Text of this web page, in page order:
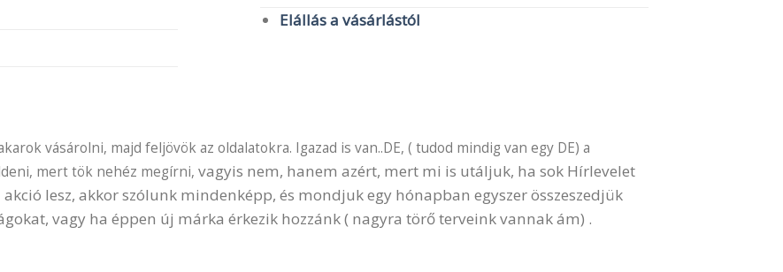
Elállás a vásárlástól
vásárolni, majd feljövök az oldalatokra. Igazad is van..DE, ( tudod mindig van egy DE) a
mert tök nehéz megírni, vagyis nem, hanem azért, mert mi is utáljuk, ha sok Hírlevelet
lesz, akkor szólunk mindenképp, és mondjuk egy hónapban egyszer összeszedjük
vagy ha éppen új márka érkezik hozzánk ( nagyra törő terveink vannak ám) .